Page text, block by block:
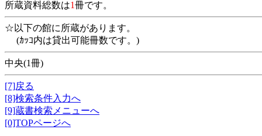
所蔵資料総数は1冊です。
☆以下の館に所蔵があります。
(ｶｯｺ内は貸出可能冊数です。)
中央(1冊)
[7]戻る
[8]検索条件入力へ
[9]蔵書検索メニューへ
[0]TOPページへ